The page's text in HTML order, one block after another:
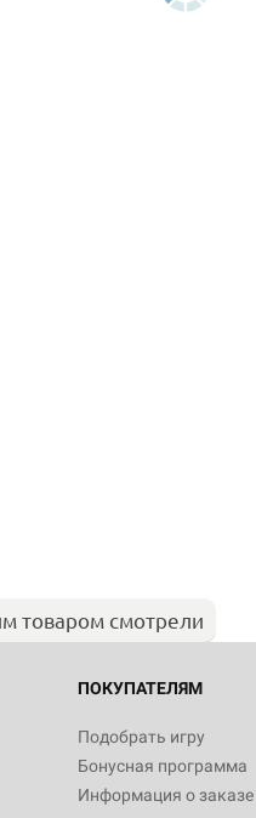
товаром смотрели
ПОКУПАТЕЛЯМ
Подобрать игру
Бонусная программа
Информация о заказе